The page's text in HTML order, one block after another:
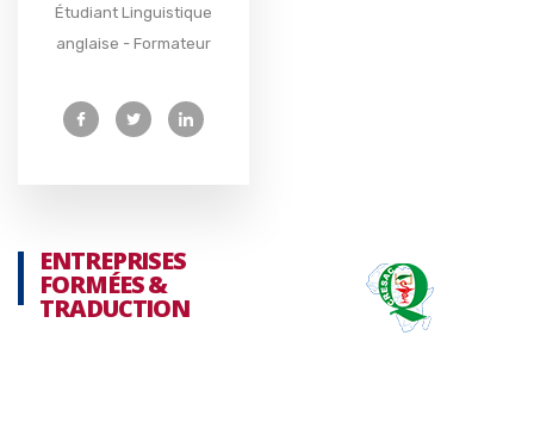
Étudiant Linguistique
anglaise - Formateur
ENTREPRISES
FORMÉES &
TRADUCTION